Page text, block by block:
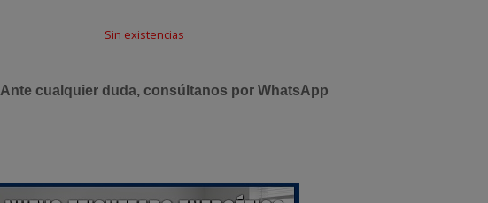
Sin existencias
Ante cualquier duda, consúltanos por WhatsApp